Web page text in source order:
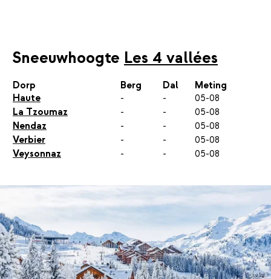
Sneeuwhoogte Les 4 vallées
Dorp Berg Dal
Meting
Haute
- -
05-08
La Tzoumaz
- -
05-08
Nendaz
- -
05-08
Verbier
- -
05-08
Veysonnaz
- - 05-08